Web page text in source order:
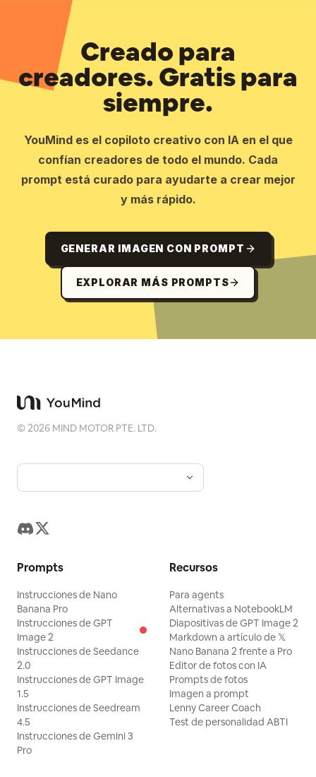
Creado para
creadores. Gratis para
siempre.
YouMind es el copiloto creativo con IA en el que
confían creadores de todo el mundo. Cada
prompt está curado para ayudarte a crear mejor
y más rápido.
GENERAR IMAGEN CON PROMPT
EXPLORAR MÁS PROMPTS
©2026 MIND MOTOR PTE. LTD.
Prompts
Instrucciones de Nano
Banana Pro
Instrucciones de GPT
Image 2
Instrucciones de Seedance
2.0
Instrucciones de GPT Image
1.5
Instrucciones de Seedream
4.5
Instrucciones de Gemini 3
Pro
Recursos
Para agents
Alternativas a NotebookLM
Diapositivas de GPT Image 2
Markdown a artículo de 𝕏
Nano Banana 2 frente a Pro
Editor de fotos con IA
Prompts de fotos
Imagen a prompt
Lenny Career Coach
Test de personalidad ABTI